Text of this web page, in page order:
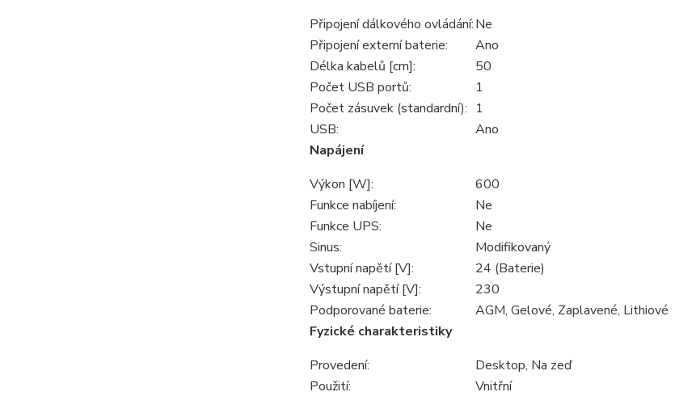
Připojení dálkového ovládání:Ne
Připojení externí baterie:
Ano
Délka kabelů [cm]:
50
Počet USB portů:
1
Počet zásuvek (standardní): 1
USB:
Ano
Napájení
Výkon [W]:
600
Funkce nabíjení:
Ne
Funkce UPS:
Ne
Sinus:
Modifikovaný
Vstupní napětí [V]:
24 (Baterie)
Výstupní napětí [V]:
230
Podporované baterie:
AGM, Gelové, Zaplavené, Lithiové
Fyzické charakteristiky
Provedení:
Desktop, Na zeď
Použití:
Vnitřní